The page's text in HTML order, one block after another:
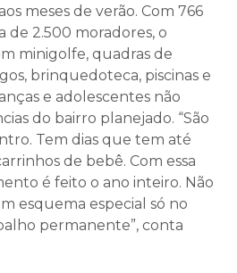
meses de verão. Com 766
de 2.500 moradores, o
minigolfe, quadras de
brinquedoteca, piscinas e
e adolescentes não
do bairro planejado. “São
Tem dias que tem até
de bebê. Com essa
é feito o ano inteiro. Não
esquema especial só no
permanente”, conta